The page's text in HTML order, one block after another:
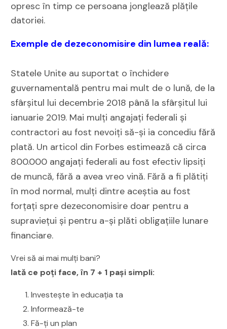
opresc în timp ce persoana jonglează plățile
datoriei.
Exemple de dezeconomisire din lumea reală:
Statele Unite au suportat o închidere
guvernamentală pentru mai mult de o lună, de la
sfârșitul lui decembrie 2018 până la sfârșitul lui
ianuarie 2019. Mai mulți angajați federali și
contractori au fost nevoiți să-și ia concediu fără
plată. Un articol din Forbes estimează că circa
800.000 angajați federali au fost efectiv lipsiți
de muncă, fără a avea vreo vină. Fără a fi plătiți
în mod normal, mulți dintre aceștia au fost
forțați spre dezeconomisire doar pentru a
supraviețui și pentru a-și plăti obligațiile lunare
financiare.
Vrei să ai mai mulți bani?
Iată ce poți face, în 7 + 1 pași simpli:
Investește în educația ta
Informează-te
Fă-ți un plan